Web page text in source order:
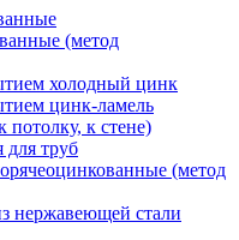
(метод
холодный цинк
цинк-ламель
к стене)
для труб
(метод
нержавеющей стали